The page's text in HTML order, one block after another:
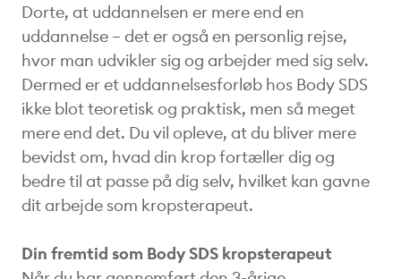
Dorte, at uddannelsen er mere end en
uddannelse – det er også en personlig rejse,
hvor man udvikler sig og arbejder med sig selv.
Dermed er et uddannelsesforløb hos Body SDS
ikke blot teoretisk og praktisk, men så meget
mere end det. Du vil opleve, at du bliver mere
bevidst om, hvad din krop fortæller dig og
bedre til at passe på dig selv, hvilket kan gavne
dit arbejde som kropsterapeut.
Din fremtid som Body SDS kropsterapeut